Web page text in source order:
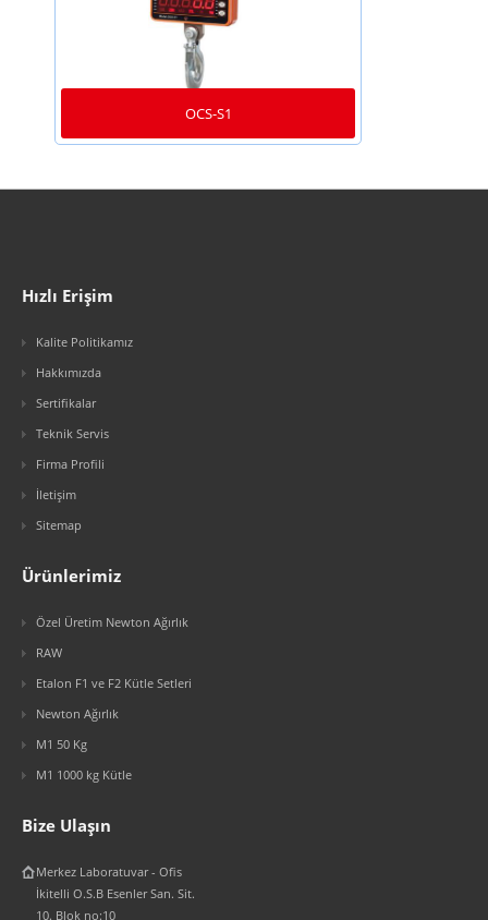
OCS-S1
Hızlı Erişim
Kalite Politikamız
Hakkımızda
Sertifikalar
Teknik Servis
Firma Profili
İletişim
Sitemap
Ürünlerimiz
Özel Üretim Newton Ağırlık
RAW
Etalon F1 ve F2 Kütle Setleri
Newton Ağırlık
M1 50 Kg
M1 1000 kg Kütle
Bize Ulaşın
Merkez Laboratuvar - Ofis
İkitelli O.S.B Esenler San. Sit.
10. Blok no:10